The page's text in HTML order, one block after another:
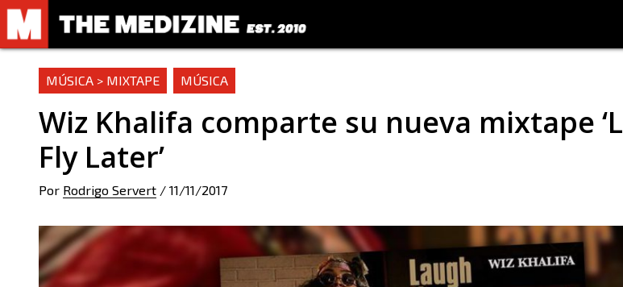
MÚSICA > MIXTAPE MÚSICA
Wiz Khalifa comparte su nueva mixtape
Fly Later’
Por Rodrigo Servert / 11/11/2017